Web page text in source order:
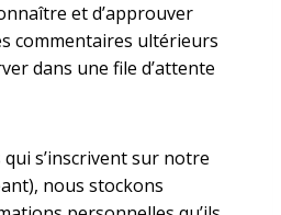
et d’approuver
commentaires ultérieurs
dans une file d’attente
s’inscrivent sur notre
nous stockons